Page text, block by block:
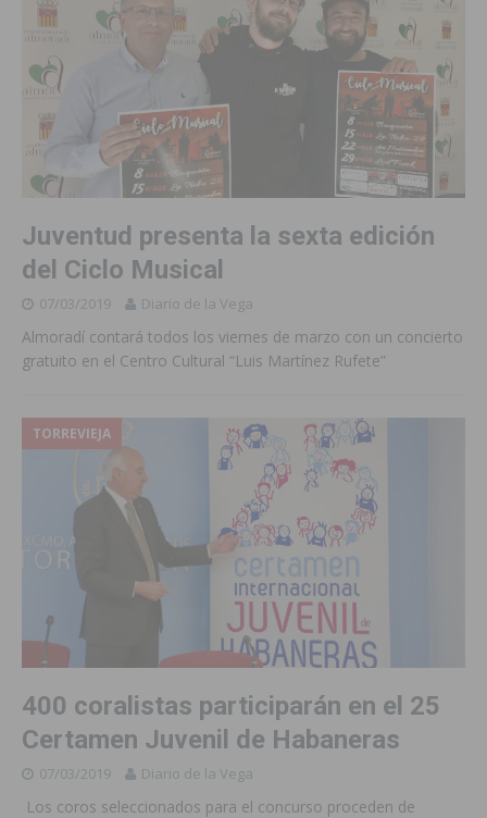
Juventud presenta la sexta edición
del Ciclo Musical
07/03/2019 Diario de la Vega
Almoradí contará todos los viernes de marzo con un concierto
gratuito en el Centro Cultural “Luis Martínez Rufete”
TORREVIEJA
400 coralistas participarán en el 25
Certamen Juvenil de Habaneras
07/03/2019 Diario de la Vega
Los coros seleccionados para el concurso proceden de